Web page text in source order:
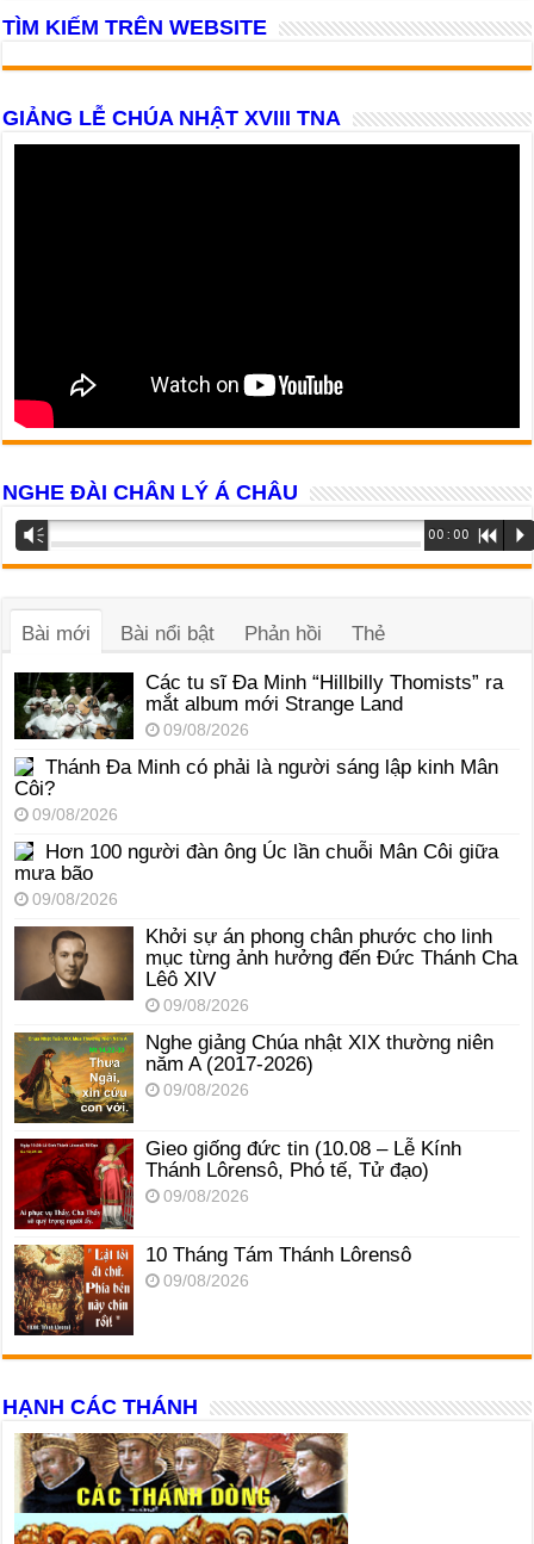
TÌM KIẾM TRÊN WEBSITE
GIẢNG LỄ CHÚA NHẬT XVIII TNA
NGHE ĐÀI CHÂN LÝ Á CHÂU
Trình
phát
âm
Vm 00:00 R P
Bài mới Bài nổi bật Phản hồi Thẻ
Các tu sĩ Đa Minh “Hillbilly Thomists” ra
mắt album mới Strange Land
09/08/2026
Thánh Đa Minh có phải là người sáng lập kinh Mân
Côi?
09/08/2026
Hơn 100 người đàn ông Úc lần chuỗi Mân Côi giữa
mưa bão
09/08/2026
Khởi sự án phong chân phước cho linh
mục từng ảnh hưởng đến Đức Thánh Cha
Lêô XIV
09/08/2026
Nghe giảng Chúa nhật XIX thường niên
năm A (2017-2026)
09/08/2026
Gieo giống đức tin (10.08 – Lễ Kính
Thánh Lôrensô, Phó tế, Tử đạo)
09/08/2026
10 Tháng Tám Thánh Lôrensô
09/08/2026
HẠNH CÁC THÁNH